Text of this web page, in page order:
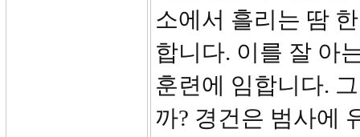
소에서 흘리는 땀
합니다. 이를 잘 아
훈련에 임합니다.
까? 경건은 범사에